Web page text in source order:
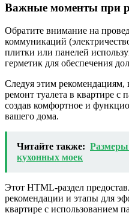
Важные моменты при
Обратите внимание на
коммуникаций
плитки или панелей
герметик для обеспечения
Следуя этим
ремонт туалета в квартире
создав комфортное и
вашего дома.
Читайте также:
кухонных моек
Этот HTML-раздел
рекомендации и этапы для
квартире с использованием